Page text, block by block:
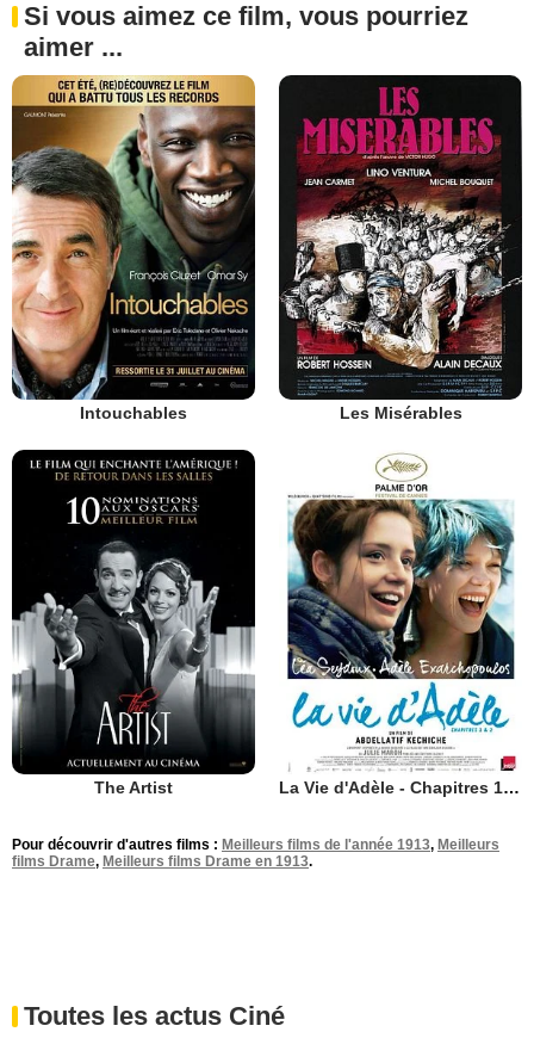
Si vous aimez ce film, vous pourriez
aimer ...
Intouchables Les Misérables
The Artist La Vie d'Adèle - Chapitres 1 et 2
Pour découvrir d'autres films : Meilleurs films de l'année 1913, Meilleurs
films Drame, Meilleurs films Drame en 1913.
Toutes les actus Ciné